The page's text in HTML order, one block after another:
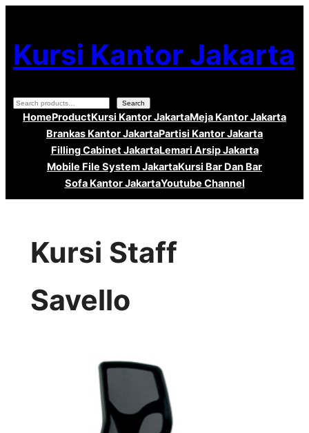
ke
konten
Kursi Kantor Jakarta
Search Search
HomeProductKursi Kantor JakartaMeja Kantor Jakarta
Brankas Kantor JakartaPartisi Kantor Jakarta
Filling Cabinet JakartaLemari Arsip Jakarta
Mobile File System JakartaKursi Bar Dan Bar
Sofa Kantor JakartaYoutube Channel
Kursi Staff
Savello